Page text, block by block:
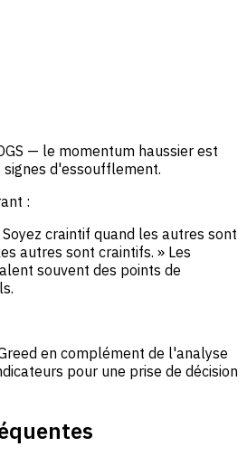
— le momentum haussier est
d'essoufflement.
:
craintif quand les autres sont
autres sont craintifs. » Les
souvent des points de
en complément de l'analyse
pour une prise de décision